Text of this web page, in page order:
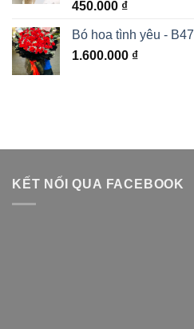
Được xếp
5 sao
450.000 ₫
Bó hoa tình yêu - B47
1.600.000 ₫
KẾT NỐI QUA FACEBOOK